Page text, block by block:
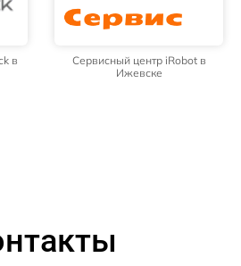
в
Сервисный центр iRobot в
Ижевске